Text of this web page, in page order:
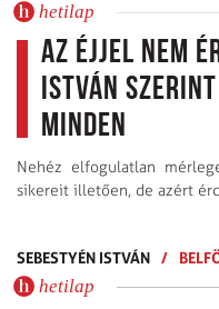
hetilap
Az éjjel nem
István
minden
Nehéz elfogulatlan
sikereit illetően, de azért
SEBESTYÉN ISTVÁN /
hetilap